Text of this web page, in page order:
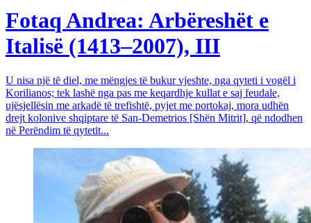
Fotaq Andrea: Arbëreshët e
Italisë (1413–2007), III
U nisa një të diel, me mëngjes të bukur vjeshte, nga qyteti i vogël i
Korilianos; tek lashë nga pas me keqardhje kullat e saj feudale,
ujësjellësin me arkadë të trefishtë, pyjet me portokaj, mora udhën
drejt kolonive shqiptare të San-Demetrios [Shën Mitrit], që ndodhen
në Perëndim të qytetit...